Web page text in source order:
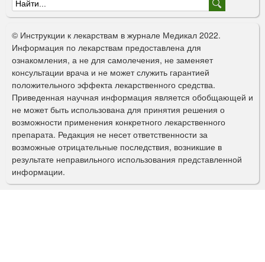
Ф
о
р
м
а
п
о
и
с
к
© Инструкции к лекарствам в журнале Медикал 2022.
Информация по лекарствам предоставлена для
ознакомления, а не для самолечения, не заменяет
консультации врача и не может служить гарантией
положительного эффекта лекарственного средства.
Приведенная научная информация является обобщающей и
не может быть использована для принятия решения о
возможности применения конкретного лекарственного
препарата. Редакция не несет ответственности за
возможные отрицательные последствия, возникшие в
результате неправильного использования представленной
информации.